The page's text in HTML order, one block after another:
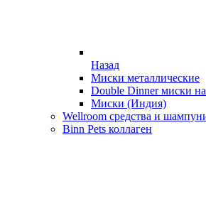
Назад
Миски металлические
Double Dinner миски
Миски (Индия)
Wellroom средства и
Binn Pets коллаген